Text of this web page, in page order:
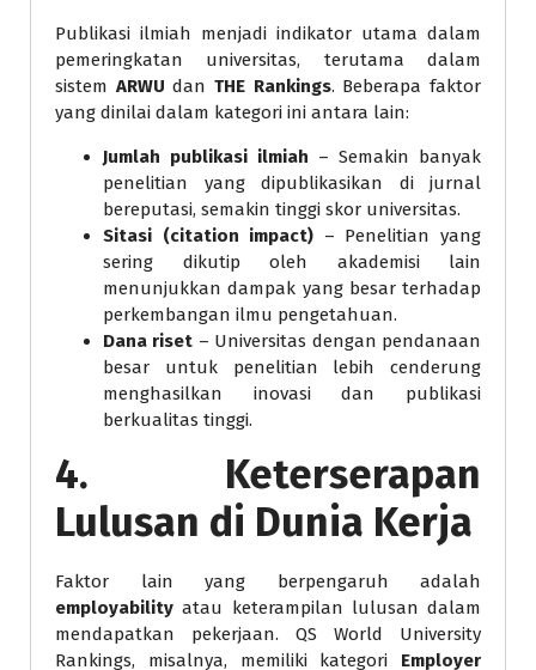
Publikasi ilmiah menjadi indikator utama dalam
pemeringkatan universitas, terutama dalam
sistem ARWU danTHE Rankings. Beberapa faktor
yang dinilai dalam kategori ini antara lain:
Jumlah publikasi ilmiah – Semakin banyak
penelitian yang dipublikasikan di jurnal
bereputasi, semakin tinggi skor universitas.
Sitasi (citation impact) – Penelitian yang
sering dikutip oleh akademisi lain
menunjukkan dampak yang besar terhadap
perkembangan ilmu pengetahuan.
Dana riset – Universitas dengan pendanaan
besar untuk penelitian lebih cenderung
menghasilkan inovasi dan publikasi
berkualitas tinggi.
4. Keterserapan
Lulusan di Dunia Kerja
Faktor lain yang berpengaruh adalah
employability atau keterampilan lulusan dalam
mendapatkan pekerjaan. QS World University
Rankings, misalnya, memiliki kategori Employer